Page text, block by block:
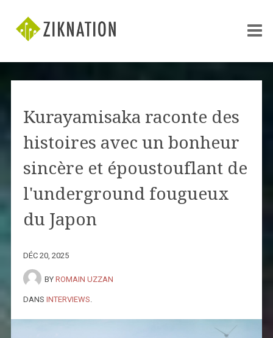
Kurayamisaka raconte des
histoires avec un bonheur
sincère et époustouflant de
l'underground fougueux
du Japon
DÉC 20, 2025
BY ROMAIN UZZAN
DANS INTERVIEWS